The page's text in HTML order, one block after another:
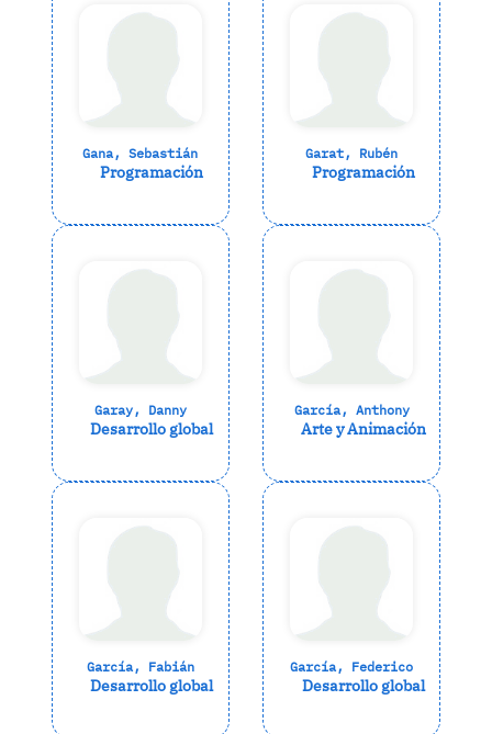
Gana, Sebastián
Programación
Garat, Rubén
Programación
Garay, Danny
Desarrollo global
García, Anthony
Arte y Animación
García, Fabián
Desarrollo global
García, Federico
Desarrollo global